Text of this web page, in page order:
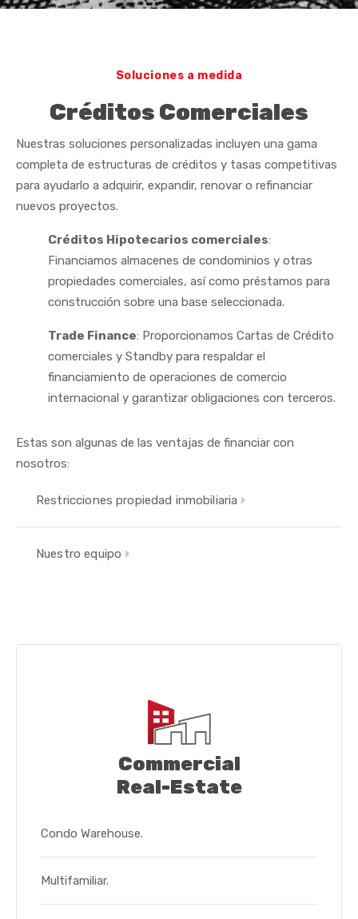
Soluciones a medida
Créditos Comerciales
Nuestras soluciones personalizadas incluyen una gama
completa de estructuras de créditos y tasas competitivas
para ayudarlo a adquirir, expandir, renovar o refinanciar
nuevos proyectos.
Créditos Hipotecarios comerciales:
Financiamos almacenes de condominios y otras
propiedades comerciales, así como préstamos para
construcción sobre una base seleccionada.
Trade Finance: Proporcionamos Cartas de Crédito
comerciales y Standby para respaldar el
financiamiento de operaciones de comercio
internacional y garantizar obligaciones con terceros.
Estas son algunas de las ventajas de financiar con
nosotros:
Restricciones propiedad inmobiliaria
Nuestro equipo
Commercial
Real-Estate
Condo Warehouse.
Multifamiliar.